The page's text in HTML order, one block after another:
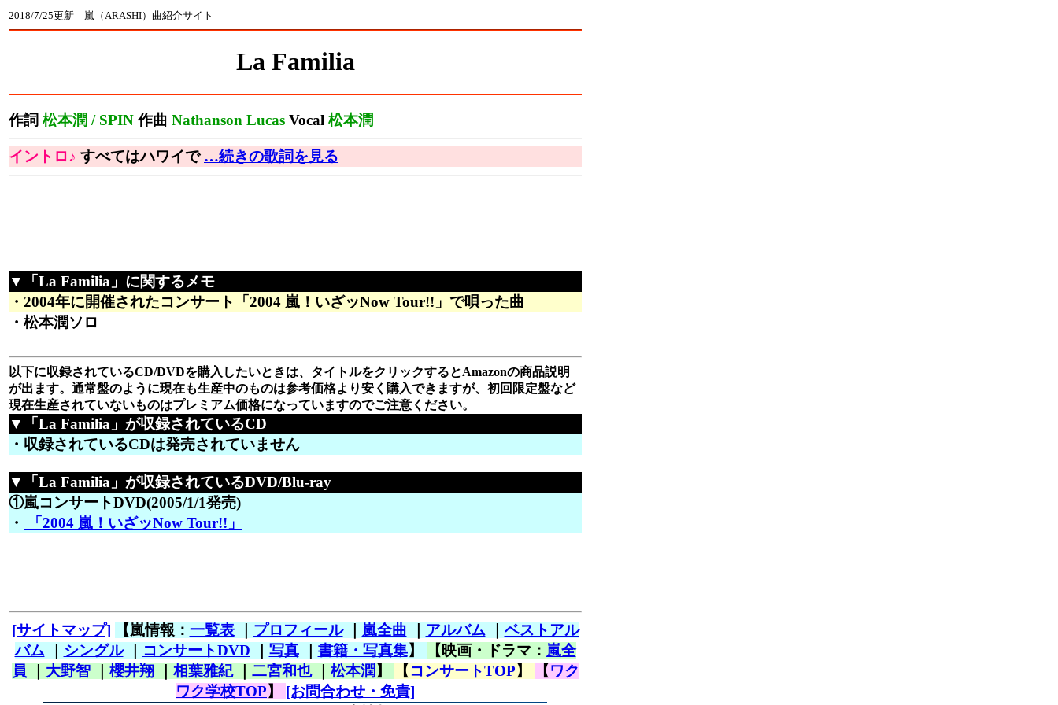
2018/7/25更新 嵐（ARASHI）曲紹介サイト
La Familia
作詞 松本潤 / SPIN 作曲 Nathanson Lucas Vocal 松本潤
イントロ♪ すべてはハワイで …続きの歌詞を見る
▼「La Familia」に関するメモ
・2004年に開催されたコンサート「2004 嵐！いざッNow Tour!!」で唄った曲
・松本潤ソロ
以下に収録されているCD/DVDを購入したいときは、タイトルをクリックするとAmazonの商品説明
が出ます。通常盤のように現在も生産中のものは参考価格より安く購入できますが、初回限定盤など
現在生産されていないものはプレミアム価格になっていますのでご注意ください。
▼「La Familia」が収録されているCD
・収録されているCDは発売されていません
▼「La Familia」が収録されているDVD/Blu-ray
①嵐コンサートDVD(2005/1/1発売)
・
「2004 嵐！いざッNow Tour!!」
[サイトマップ] 【嵐情報： 一覧表｜ プロフィール｜ 嵐全曲 アルバム｜ ベストアル
バム｜ シングル｜ コンサートDVD 写真｜ 書籍・写真集】 【映画・ドラマ： 嵐全
員
大野智｜ 櫻井翔 相葉雅紀｜ 二宮和也｜ 松本潤 】 【コンサートTOP】 【ワク
ワク学校TOP】 [お問合わせ・免責]